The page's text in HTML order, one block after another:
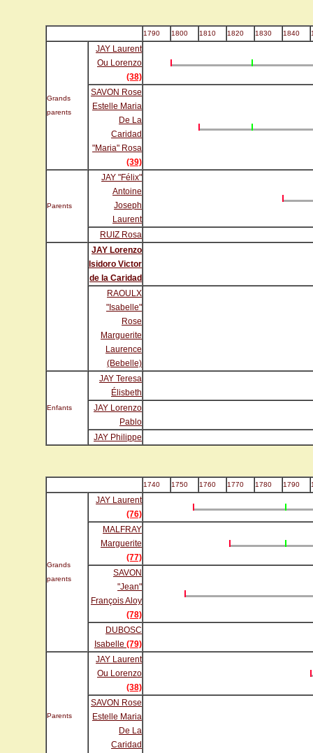
1790 1800 1810 1820 1830 1840
Grands
parents
JAY Laurent
Ou Lorenzo
(38)
SAVON Rose
Estelle Maria
De La
Caridad
"Maria" Rosa
(39)
Parents
JAY "Félix"
Antoine
Joseph
Laurent
RUIZ Rosa
JAY Lorenzo
Isidoro Victor
de la Caridad
RAOULX
"Isabelle"
Rose
Marguerite
Laurence
(Bebelle)
Enfants
JAY Teresa
Élisbeth
JAY Lorenzo
Pablo
JAY Philippe
1740 1750 1760 1770 1780 1790
Grands
parents
JAY Laurent
(76)
MALFRAY
Marguerite
(77)
SAVON
"Jean"
François Aloy
(78)
DUBOSC
Isabelle (79)
Parents
JAY Laurent
Ou Lorenzo
(38)
SAVON Rose
Estelle Maria
De La
Caridad